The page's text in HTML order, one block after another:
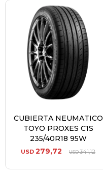
CUBIERTA NEUMATICO
TOYO PROXES C1S
235/40R18 95W
USD 279,72 USD341,12